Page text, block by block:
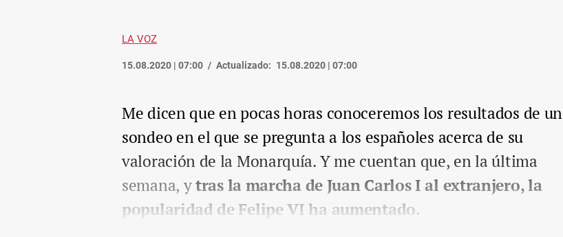
LA VOZ
15.08.2020 | 07:00 Actualizado: 15.08.2020 | 07:00
Me dicen que en pocas horas conoceremos los resultados de un
sondeo en el que se pregunta a los españoles acerca de su
valoración de la Monarquía. Y me cuentan que, en la última
semana, ytras la marcha de Juan Carlos I al extranjero, la
popularidad de Felipe VI ha aumentado.